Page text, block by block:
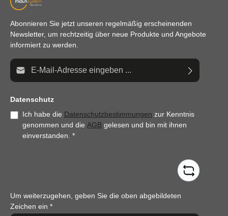
Abonnieren Sie jetzt unseren regelmäßig erscheinenden
Newsletter, um rechtzeitig über neue Produkte und Angebote
informiert zu werden.
E-Mail-Adresse*
Datenschutz
Ich habe die Datenschutzbestimmungen zur Kenntnis
genommen und die AGB gelesen und bin mit ihnen
einverstanden. *
Um weiterzugehen, geben Sie die oben abgebildeten
Zeichen ein *